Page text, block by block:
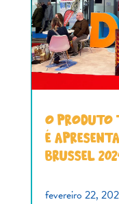
O PRODUTO
É
BRUSSEL
fevereiro 22,